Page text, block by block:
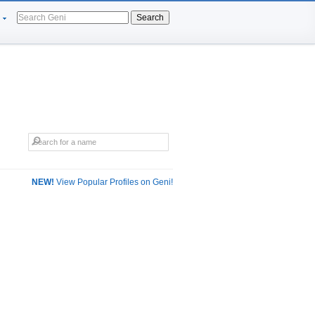
Search
NEW! View Popular Profiles on Geni!